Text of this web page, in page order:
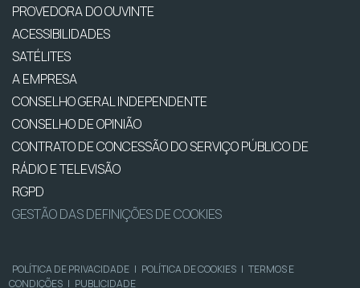
PROVEDORA DO OUVINTE
ACESSIBILIDADES
SATÉLITES
A EMPRESA
CONSELHO GERAL INDEPENDENTE
CONSELHO DE OPINIÃO
CONTRATO DE CONCESSÃO DO SERVIÇO PÚBLICO DE
RÁDIO E TELEVISÃO
RGPD
GESTÃO DAS DEFINIÇÕES DE COOKIES
POLÍTICA DE PRIVACIDADE | POLÍTICA DE COOKIES | TERMOS E
CONDIÇÕES | PUBLICIDADE